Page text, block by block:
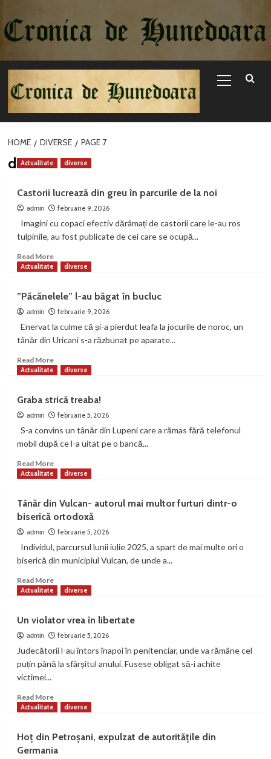
la
conținut
Menu
HOME DIVERSE PAGE 7
diverse
Actualitate diverse
Castorii lucrează din greu în parcurile de la noi
admin februarie 9, 2026
Imagini cu copaci efectiv dărâmați de castorii care le-au ros
tulpinile, au fost publicate de cei care se ocupă...
Read MoreRead
more
lucrează
din
greu
în
de
la
Actualitate diverse
”Păcănelele” l-au băgat în bucluc
admin februarie 9, 2026
Enervat la culme că și-a pierdut leafa la jocurile de noroc, un
tânăr din Uricani s-a răzbunat pe aparate...
Read MoreRead
more
l-
au
băgat
în
Actualitate diverse
Graba strică treaba!
admin februarie 5, 2026
S-a convins un tânăr din Lupeni care a rămas fără telefonul
mobil după ce l-a uitat pe o bancă...
Read MoreRead
more
strică
treaba!
Actualitate diverse
Tânăr din Vulcan- autorul mai multor furturi dintr-o
biserică ortodoxă
admin februarie 5, 2026
Individul, parcursul lunii iulie 2025, a spart de mai multe ori o
biserică din municipiul Vulcan, de unde a...
Read MoreRead
more
din
Vulcan-
autorul
mai
o
Actualitate diverse
Un violator vrea în libertate
admin februarie 5, 2026
Judecătorii l-au întors înapoi în penitenciar, unde va rămâne cel
puțin până la sfârșitul anului. Fusese obligat să-i achite
victimei...
Read MoreRead
more
violator
vrea
Actualitate diverse
Hoț din Petroșani, expulzat de autoritățile din
Germania